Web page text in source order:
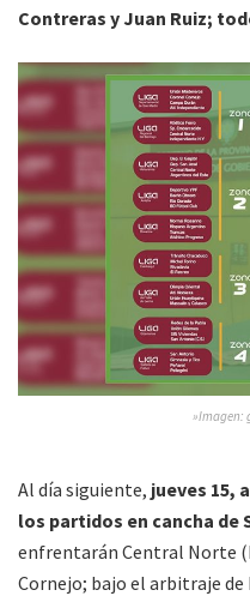
Contreras y Juan Ruiz;
»Imagen:
Al día siguiente, jueves 15,
los partidos en cancha de
enfrentarán Central Norte
Cornejo; bajo el arbitraje